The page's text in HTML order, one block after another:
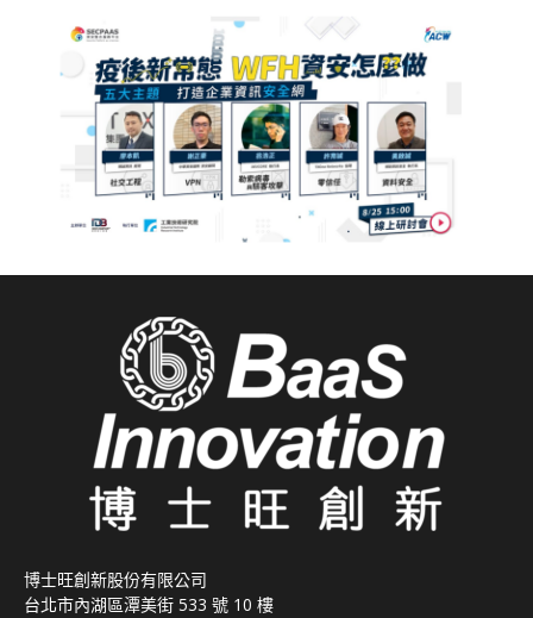
博士旺創新股份有限公司
台北市內湖區潭美街 533 號 10 樓